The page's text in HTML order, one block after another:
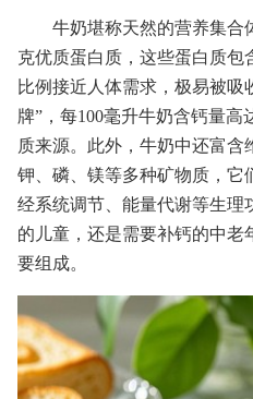
牛奶堪称天然的营养集合
克优质蛋白质，这些蛋白质包
比例接近人体需求，极易被吸
牌”，每100毫升牛奶含钙量高
质来源。此外，牛奶中还富含
钾、磷、镁等多种矿物质，它
经系统调节、能量代谢等生理
的儿童，还是需要补钙的中
要组成。